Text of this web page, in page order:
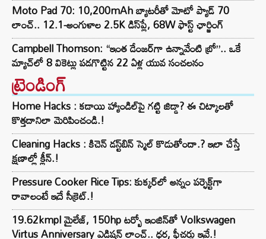
Moto Pad 70: 10,200mAh బ్యాటరీతో మోటో ప్యాడ్ 70
లాంచ్.. 12.1-అంగుళాల 2.5K డిస్‌ప్లే, 68W ఫాస్ట్ ఛార్జింగ్
Campbell Thomson: “ఇంత డేంజర్‌గా ఉన్నావేంటి బ్రో”.. ఒకే
మ్యాచ్‌లో 8 వికెట్లు పడగొట్టిన 22 ఏళ్ల యువ సంచలనం
ట్రెండింగ్‌
Home Hacks : కడాయి హ్యాండిల్‌పై గట్టి జిడ్డా? ఈ చిట్కాలతో
కొత్తదానిలా మెరిపించండి.!
Cleaning Hacks : కిచెన్ డస్ట్‌బిన్ స్మెల్ కొడుతోందా.? ఇలా చేస్తే
క్షణాల్లో క్లీన్.!
Pressure Cooker Rice Tips: కుక్కర్‌లో అన్నం పర్ఫెక్ట్‌గా
రావాలంటే ఇదే సీక్రెట్.!
19.62kmpl మైలేజ్, 150hp టర్బో ఇంజిన్‌తో Volkswagen
Virtus Anniversary ఎడిషన్ లాంచ్.. ధర, ఫీచర్లు ఇవే.!